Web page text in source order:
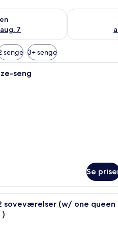
7
i aften aug. 6 - aug. 7
Tjek
senge 3+ senge
Et hotelværelse med seng,
seng
Se
Et hotelværelse med en
soveværelser (w/ one queen
)